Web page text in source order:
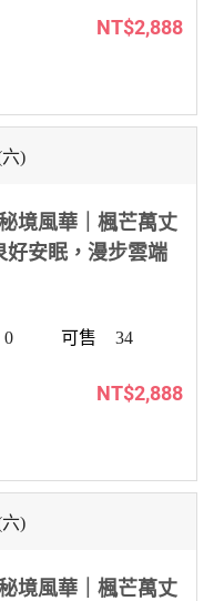
NT$2,888
)
境風華｜楓芒萬丈
好安眠，漫步雲端
0 34
NT$2,888
)
境風華｜楓芒萬丈